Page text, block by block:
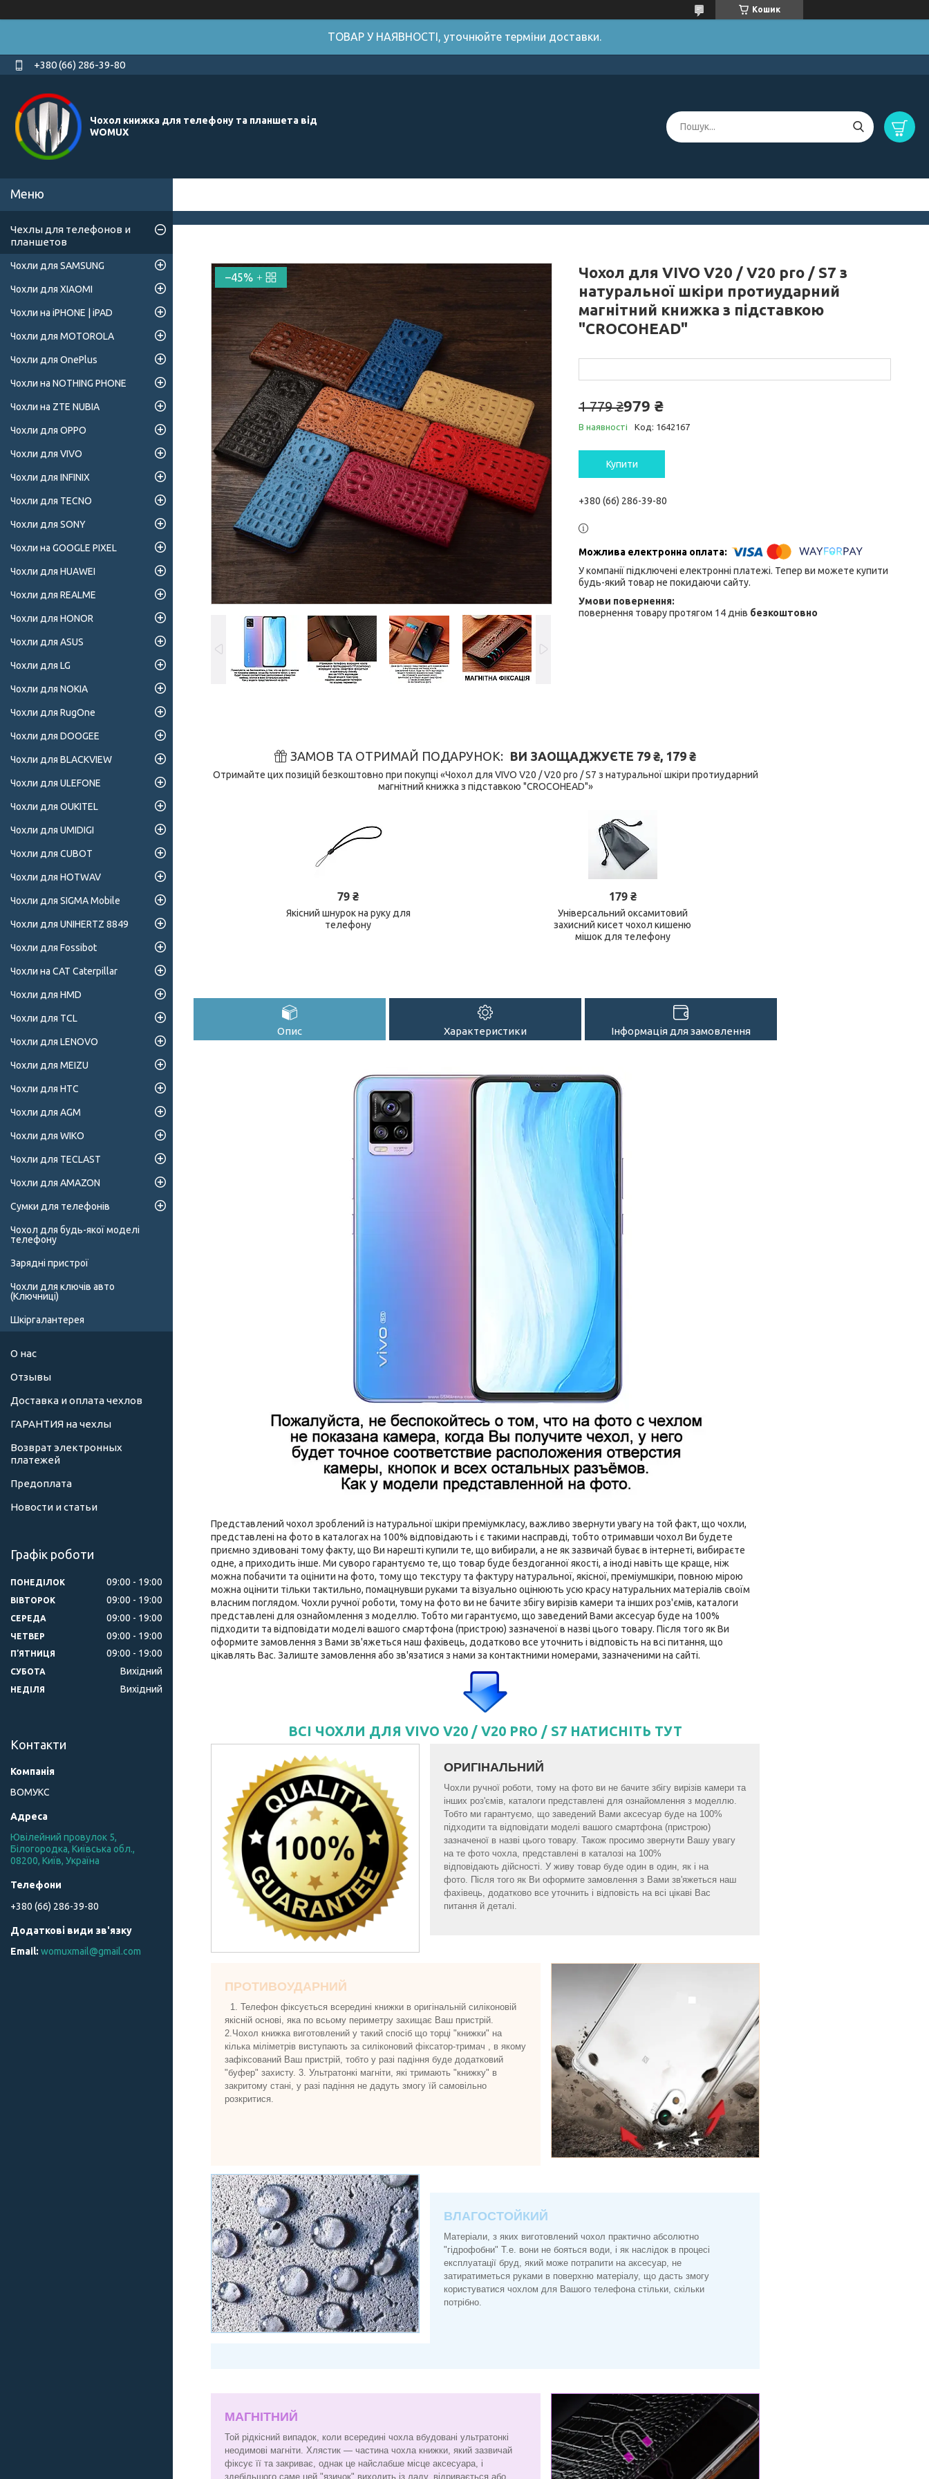
Кошик
ТОВАР У НАЯВНОСТІ, уточнюйте терміни доставки.
+380 (66) 286-39-80
Чохол книжка для телефону та планшета від
WOMUX
–45%
Чохол для VIVO V20 / V20 pro / S7 з
натуральної шкіри протиударний
магнітний книжка з підставкою
"CROCOHEAD"
1 779 ₴979 ₴
В наявності Код: 1642167
Купити
+380 (66) 286-39-80
У компанії підключені електронні платежі. Тепер ви можете купити
будь-який товар не покидаючи сайту.
повернення товару протягом 14 днів безкоштовно
ЗАМОВ ТА ОТРИМАЙ ПОДАРУНОК ВИ ЗАОЩАДЖУЄТЕ 79 ₴, 179 ₴
Отримайте цих позицій безкоштовно при покупці «Чохол для VIVO V20 / V20 pro / S7 з натуральної шкіри протиударний
магнітний книжка з підставкою "CROCOHEAD"»
79 ₴
Якісний шнурок на руку для
телефону
179 ₴
Універсальний оксамитовий
захисний кисет чохол кишеню
мішок для телефону
Опис Характеристики Інформація для замовлення
Представлений чохол зроблений із натуральної шкіри преміумкласу, важливо звернути увагу на той факт, що чохли,
представлені на фото в каталогах на 100% відповідають і є такими насправді, тобто отримавши чохол Ви будете
приємно здивовані тому факту, що Ви нарешті купили те, що вибирали, а не як зазвичай буває в інтернеті, вибираєте
одне, а приходить інше. Ми суворо гарантуємо те, що товар буде бездоганної якості, а іноді навіть ще краще, ніж
можна побачити та оцінити на фото, тому що текстуру та фактуру натуральної, якісної, преміумшкіри, повною мірою
можна оцінити тільки тактильно, помацнувши руками та візуально оцінюють усю красу натуральних матеріалів своїм
власним поглядом. Чохли ручної роботи, тому на фото ви не бачите збігу вирізів камери та інших роз'ємів, каталоги
представлені для ознайомлення з моделлю. Тобто ми гарантуємо, що заведений Вами аксесуар буде на 100%
підходити та відповідати моделі вашого смартфона (пристрою) зазначеної в назві цього товару. Після того як Ви
оформите замовлення з Вами зв'яжеться наш фахівець, додатково все уточнить і відповість на всі питання, що
цікавлять Вас. Залиште замовлення або зв'язатися з нами за контактними номерами, зазначеними на сайті.
ВСІ ЧОХЛИ ДЛЯ VIVO V20 / V20 PRO / S7 НАТИСНІТЬ ТУТ
ОРИГІНАЛЬНИЙ
Чохли ручної роботи, тому на фото ви не бачите збігу вирізів камери та
інших роз'ємів, каталоги представлені для ознайомлення з моделлю.
Тобто ми гарантуємо, що заведений Вами аксесуар буде на 100%
підходити та відповідати моделі вашого смартфона (пристрою)
зазначеної в назві цього товару. Також просимо звернути Вашу увагу
на те фото чохла, представлені в каталозі на 100%
відповідають дійсності. У живу товар буде один в один, як і на
фото. Після того як Ви оформите замовлення з Вами зв'яжеться наш
фахівець, додатково все уточнить і відповість на всі цікаві Вас
питання й деталі.
ПРОТИВОУДАРНИЙ
1. Телефон фіксується всередині книжки в оригінальній силіконовій
якісній основі, яка по всьому периметру захищає Ваш пристрій.
2.Чохол книжка виготовлений у такий спосіб що торці "книжки" на
кілька міліметрів виступають за силіконовий фіксатор-тримач , в якому
зафіксований Ваш пристрій, тобто у разі падіння буде додатковий
"буфер" захисту. 3. Ультратонкі магніти, які тримають "книжку" в
закритому стані, у разі падіння не дадуть змогу їй самовільно
розкритися.
ВЛАГОСТОЙКИЙ
Матеріали, з яких виготовлений чохол практично абсолютно
"гідрофобни" Т.е. вони не бояться води, і як наслідок в процесі
експлуатації бруд, який може потрапити на аксесуар, не
затиратиметься руками в поверхню матеріалу, що дасть змогу
користуватися чохлом для Вашого телефона стільки, скільки
потрібно.
МАГНІТНИЙ
Той рідкісний випадок, коли всередині чохла вбудовані ультратонкі
неодимові магніти. Хлястик — частина чохла книжки, який зазвичай
фіксує її та закриває, однак це найслабше місце аксесуара, і
здебільшого саме цей "язичок" виходить із ладу, відривається або
Чехлы для телефонов и
планшетов
Чохли для SAMSUNG
Чохли для XIAOMI
Чохли на iPHONE | iPAD
Чохли для MOTOROLA
Чохли для OnePlus
Чохли на NOTHING PHONE
Чохли на ZTE NUBIA
Чохли для OPPO
Чохли для VIVO
Чохли для INFINIX
Чохли для TECNO
Чохли для SONY
Чохли на GOOGLE PIXEL
Чохли для HUAWEI
Чохли для REALME
Чохли для HONOR
Чохли для ASUS
Чохли для LG
Чохли для NOKIA
Чохли для RugOne
Чохли для DOOGEE
Чохли для BLACKVIEW
Чохли для ULEFONE
Чохли для OUKITEL
Чохли для UMIDIGI
Чохли для CUBOT
Чохли для HOTWAV
Чохли для SIGMA Mobile
Чохли для UNIHERTZ 8849
Чохли для Fossibot
Чохли на CAT Caterpillar
Чохли для HMD
Чохли для TCL
Чохли для LENOVO
Чохли для MEIZU
Чохли для HTC
Чохли для AGM
Чохли для WIKO
Чохли для TECLAST
Чохли для AMAZON
Сумки для телефонів
Чохол для будь-якої моделі
телефону
Зарядні пристрої
Чохли для ключів авто
(Ключниці)
Шкіргалантерея
О нас
Отзывы
Доставка и оплата чехлов
ГАРАНТИЯ на чехлы
Возврат электронных
платежей
Предоплата
Новости и статьи
Графік роботи
ПОНЕДІЛОК 09:00 19:00
ВІВТОРОК 09:00 19:00
СЕРЕДА 09:00 19:00
ЧЕТВЕР 09:00 19:00
ПʼЯТНИЦЯ 09:00 19:00
СУБОТА Вихідний
НЕДІЛЯ Вихідний
Контакти
ВОМУКС
Ювілейний провулок 5,
Білогородка, Київська обл.,
08200, Київ, Україна
+380 (66) 286-39-80
womuxmail@gmail.com